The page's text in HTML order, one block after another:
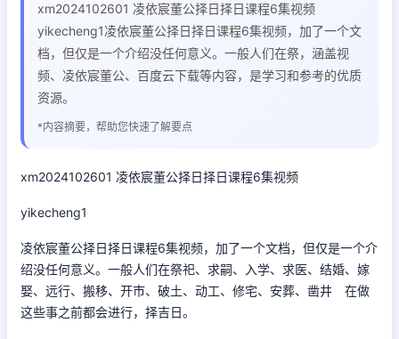
xm2024102601 凌依宸董公择日择日课程6集视频
yikecheng1凌依宸董公择日择日课程6集视频，加了一个文
档，但仅是一个介绍没任何意义。一般人们在祭，涵盖视
频、凌依宸董公、百度云下载等内容，是学习和参考的优质
资源。
*内容摘要，帮助您快速了解要点
xm2024102601 凌依宸董公择日择日课程6集视频
yikecheng1
凌依宸董公择日择日课程6集视频，加了一个文档，但仅是一个介
绍没任何意义。一般人们在祭祀、求嗣、入学、求医、结婚、嫁
娶、远行、搬移、开市、破土、动工、修宅、安葬、凿井 在做
这些事之前都会进行，择吉日。